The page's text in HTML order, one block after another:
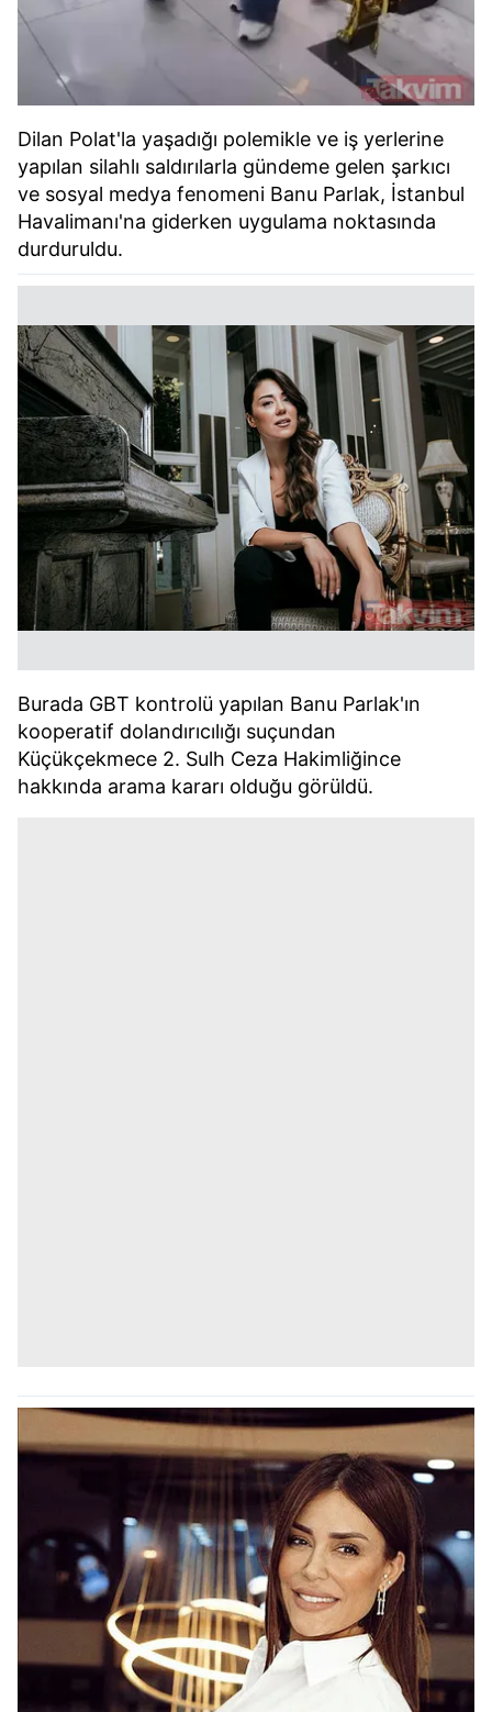
Dilan Polat'la yaşadığı polemikle ve iş yerlerine
yapılan silahlı saldırılarla gündeme gelen şarkıcı
ve sosyal medya fenomeni Banu Parlak, İstanbul
Havalimanı'na giderken uygulama noktasında
durduruldu.
Burada GBT kontrolü yapılan Banu Parlak'ın
kooperatif dolandırıcılığı suçundan
Küçükçekmece 2. Sulh Ceza Hakimliğince
hakkında arama kararı olduğu görüldü.